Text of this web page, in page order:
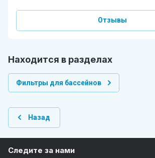
Отзывы
Находится в разделах
Фильтры для бассейнов
Назад
Следите за нами